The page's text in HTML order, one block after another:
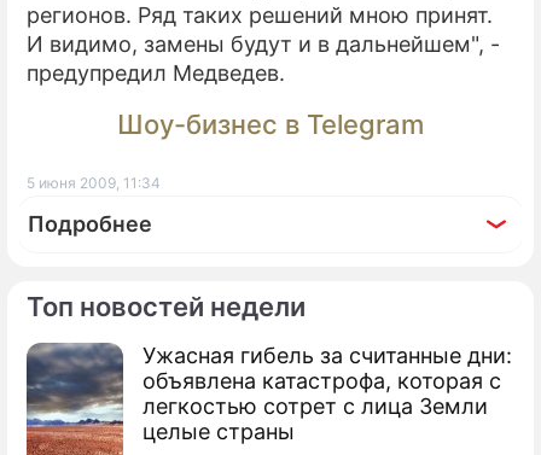
Топ новостей недели
Ужасная гибель за считанные дни:
объявлена катастрофа, которая с
легкостью сотрет с лица Земли
целые страны
регионов. Ряд таких решений мною принят.
И видимо, замены будут и в дальнейшем", -
предупредил Медведев.
Шоу-бизнес в Telegram
5 июня 2009, 11:34
Подробнее
По теме
Продолжение: Иностранцы
готовы инвестировать